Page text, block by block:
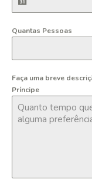
Quantas Pessoas
Faça uma breve
Príncipe